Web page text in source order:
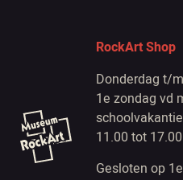
RockArt Shop
Donderdag t/
1e zondag vd
11.00 tot
Gesloten op